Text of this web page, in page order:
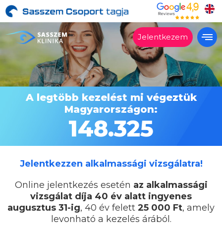
Jelentkezem
Alkalmas?
Kezelések
Árak
Miért a Sasszemklinika?
Kapcsolat
A legtöbb kezelést mi végeztük
Magyarországon:
148.325
Jelentkezzen alkalmassági vizsgálatra!
Online jelentkezés esetén az alkalmassági
vizsgálat díja 40 év alatt ingyenes
augusztus 31-ig, 40 év felett 25 000 Ft, amely
levonható a kezelés árából.